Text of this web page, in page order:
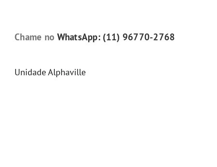
Chame no WhatsApp: (11) 96770-2768
Unidade Alphaville